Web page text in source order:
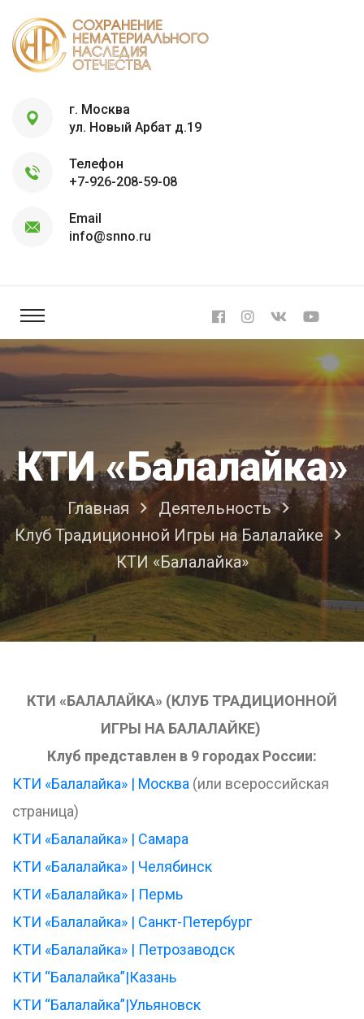
г. Москва
ул. Новый Арбат д.19
Телефон
+7-926-208-59-08
Email
info@snno.ru
КТИ «Балалайка»
Главная
Деятельность
Клуб Традиционной Игры на Балалайке
КТИ «Балалайка»
КТИ «БАЛАЛАЙКА» (КЛУБ ТРАДИЦИОННОЙ
ИГРЫ НА БАЛАЛАЙКЕ)
Клуб представлен в 9 городах России:
КТИ «Балалайка» | Москва (или всероссийская
страница)
КТИ «Балалайка» | Самара
КТИ «Балалайка» | Челябинск
КТИ «Балалайка» | Пермь
КТИ «Балалайка» | Санкт-Петербург
КТИ «Балалайка» | Петрозаводск
КТИ “Балалайка”|Казань
КТИ “Балалайка”|Ульяновск